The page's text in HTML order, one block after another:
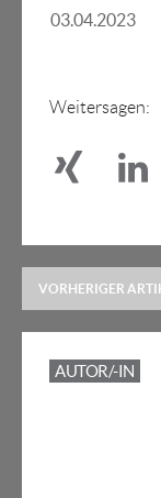
03.04.2023
Weitersagen:
VORHERIGER
AUTOR/-IN